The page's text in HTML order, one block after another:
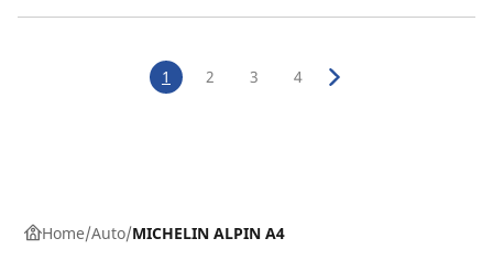
1 2 3 4
Home Auto MICHELIN ALPIN A4